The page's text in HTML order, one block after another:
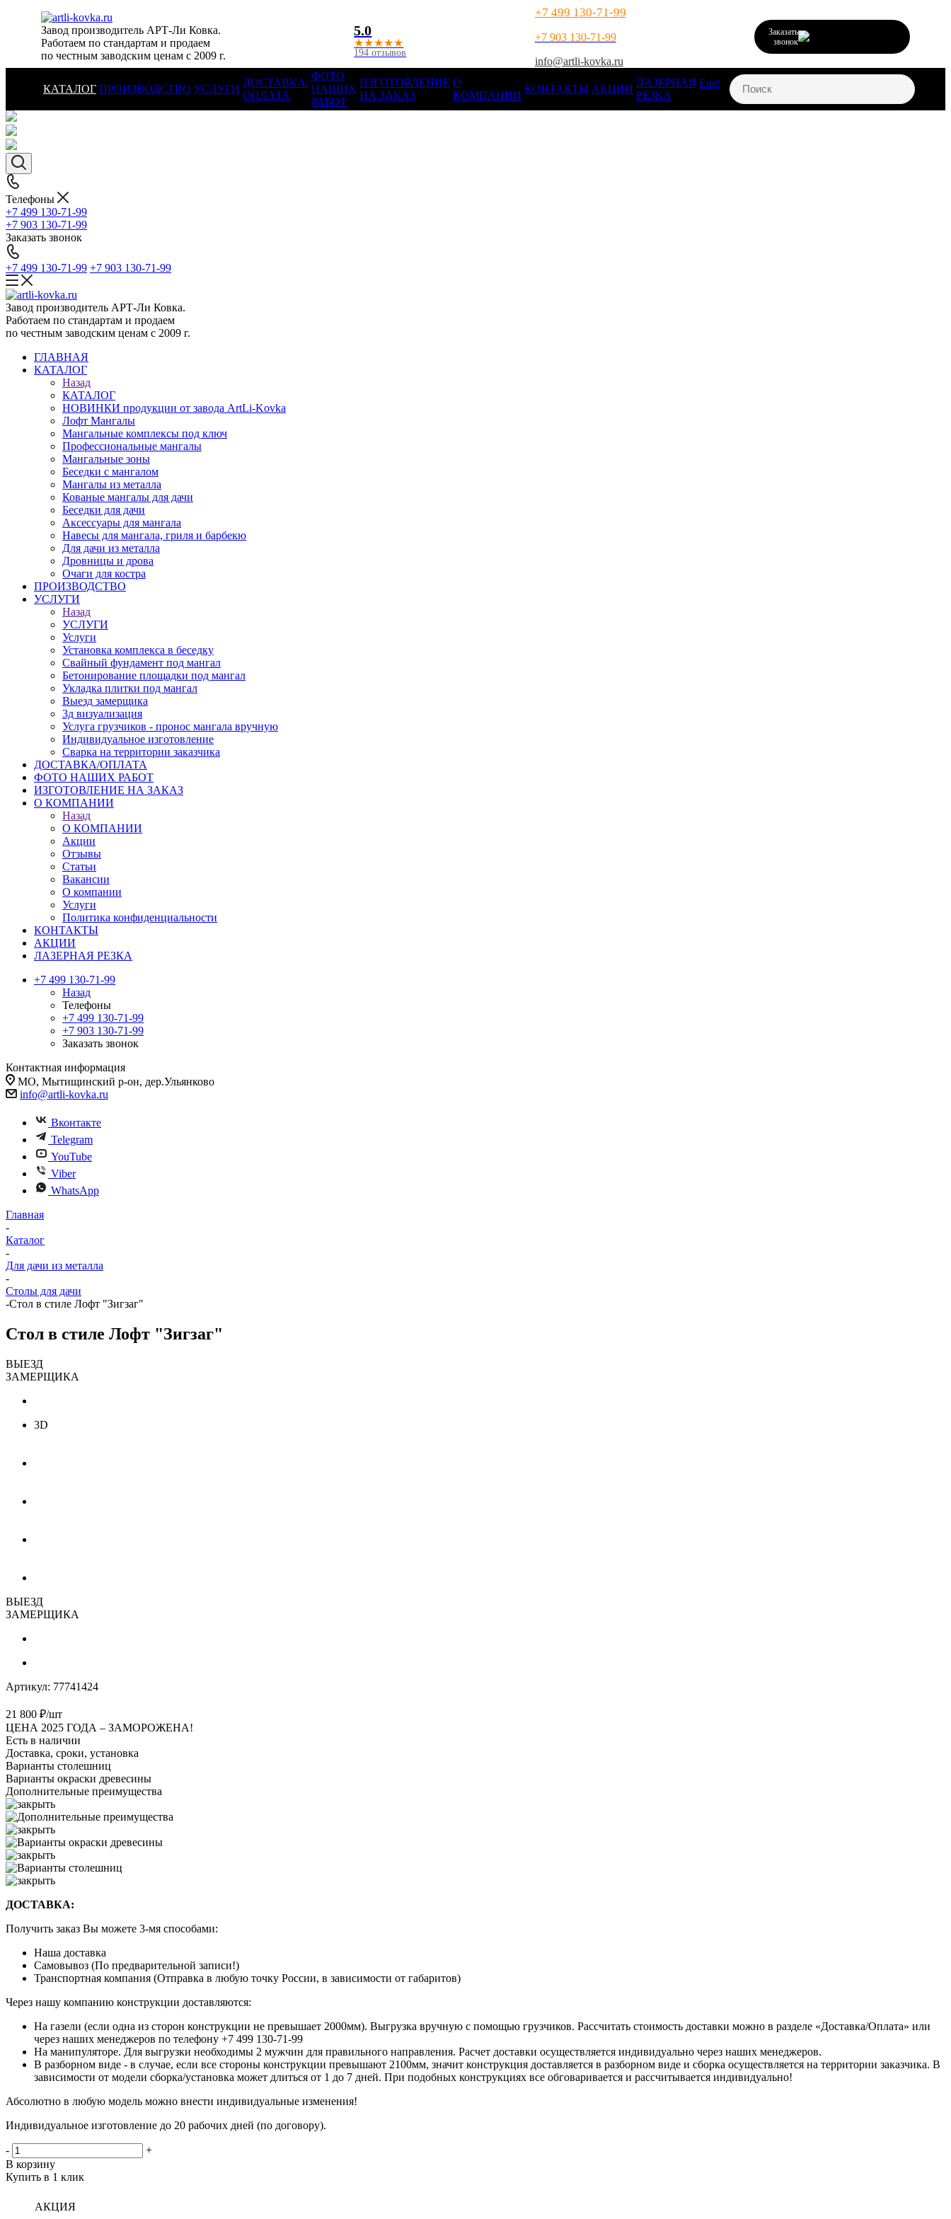
Завод производитель АРТ-Ли Ковка.
Работаем по стандартам и продаем
по честным заводским ценам с 2009 г.
5.0
★★★★★
194 отзывов
+7 499 130-71-99
+7 903 130-71-99
info@artli-kovka.ru
Заказать
звонок
КАТАЛОГ ПРОИЗВОДСТВО УСЛУГИ
ДОСТАВКА/
ОПЛАТА
ФОТО
НАШИХ
РАБОТ
ИЗГОТОВЛЕНИЕ
НА ЗАКАЗ
О
КОМПАНИИ
КОНТАКТЫ АКЦИИ
ЛАЗЕРНАЯ
РЕЗКА
Ещё
Телефоны
+7 499 130-71-99
+7 903 130-71-99
Заказать звонок
+7 499 130-71-99 +7 903 130-71-99
Завод производитель АРТ-Ли Ковка.
Работаем по стандартам и продаем
по честным заводским ценам с 2009 г.
ГЛАВНАЯ
КАТАЛОГ
Назад
КАТАЛОГ
НОВИНКИ продукции от завода ArtLi-Kovka
Лофт Мангалы
Мангальные комплексы под ключ
Профессиональные мангалы
Мангальные зоны
Беседки с мангалом
Мангалы из металла
Кованые мангалы для дачи
Беседки для дачи
Аксессуары для мангала
Навесы для мангала, гриля и барбекю
Для дачи из металла
Дровницы и дрова
Очаги для костра
ПРОИЗВОДСТВО
УСЛУГИ
Назад
УСЛУГИ
Услуги
Установка комплекса в беседку
Свайный фундамент под мангал
Бетонирование площадки под мангал
Укладка плитки под мангал
Выезд замерщика
3д визуализация
Услуга грузчиков - пронос мангала вручную
Индивидуальное изготовление
Сварка на территории заказчика
ДОСТАВКА/ОПЛАТА
ФОТО НАШИХ РАБОТ
ИЗГОТОВЛЕНИЕ НА ЗАКАЗ
О КОМПАНИИ
Назад
О КОМПАНИИ
Акции
Отзывы
Статьи
Вакансии
О компании
Услуги
Политика конфиденциальности
КОНТАКТЫ
АКЦИИ
ЛАЗЕРНАЯ РЕЗКА
+7 499 130-71-99
Назад
Телефоны
+7 499 130-71-99
+7 903 130-71-99
Заказать звонок
Контактная информация
МО, Мытищинский р-он, дер.Ульянково
info@artli-kovka.ru
Вконтакте
Telegram
YouTube
Viber
WhatsApp
Главная
-
Каталог
-
Для дачи из металла
-
Столы для дачи
-Стол в стиле Лофт "Зигзаг"
Стол в стиле Лофт "Зигзаг"
ВЫЕЗД
ЗАМЕРЩИКА
3D
ВЫЕЗД
ЗАМЕРЩИКА
Артикул: 77741424
21 800 ₽/шт
ЦЕНА 2025 ГОДА – ЗАМОРОЖЕНА!
Есть в наличии
Доставка, сроки, установка
Варианты столешниц
Варианты окраски древесины
Дополнительные преимущества
ДОСТАВКА:
Получить заказ Вы можете 3-мя способами:
Наша доставка
Самовывоз (По предварительной записи!)
Транспортная компания (Отправка в любую точку России, в зависимости от габаритов)
Через нашу компанию конструкции доставляются:
На газели (если одна из сторон конструкции не превышает 2000мм). Выгрузка вручную с помощью грузчиков. Рассчитать стоимость доставки можно в разделе «Доставка/Оплата» или
через наших менеджеров по телефону +7 499 130-71-99
На манипуляторе. Для выгрузки необходимы 2 мужчин для правильного направления. Расчет доставки осуществляется индивидуально через наших менеджеров.
В разборном виде - в случае, если все стороны конструкции превышают 2100мм, значит конструкция доставляется в разборном виде и сборка осуществляется на территории заказчика. В
зависимости от модели сборка/установка может длиться от 1 до 7 дней. При подобных конструкциях все обговаривается и рассчитывается индивидуально!
Абсолютно в любую модель можно внести индивидуальные изменения!
Индивидуальное изготовление до 20 рабочих дней (по договору).
-
+
В корзину
Купить в 1 клик
АКЦИЯ